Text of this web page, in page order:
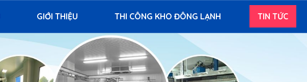
GIỚI THIỆU THI CÔNG KHO ĐÔNG LẠNH TIN TỨC